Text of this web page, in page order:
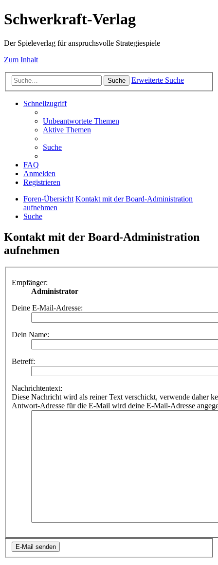
Schwerkraft-Verlag
Der Spieleverlag für anspruchsvolle Strategiespiele
Zum Inhalt
Suche Erweiterte Suche
Schnellzugriff
Unbeantwortete Themen
Aktive Themen
Suche
FAQ
Anmelden
Registrieren
Foren-Übersicht Kontakt mit der Board-Administration
aufnehmen
Suche
Kontakt mit der Board-Administration
aufnehmen
Empfänger:
Administrator
Deine E-Mail-Adresse:
Dein Name:
Betreff:
Nachrichtentext:
Diese Nachricht wird als reiner Text verschickt, verwende daher
Antwort-Adresse für die E-Mail wird deine E-Mail-Adresse